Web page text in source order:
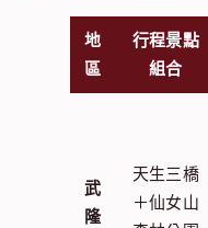
地
區
行程景點
組合
武
隆
天生三橋
＋仙女山